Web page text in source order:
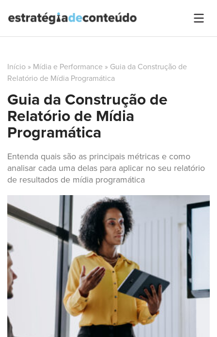
Início » Mídia e Performance » Guia da Construção de
Relatório de Mídia Programática
Guia da Construção de
Relatório de Mídia
Programática
Entenda quais são as principais métricas e como
analisar cada uma delas para aplicar no seu relatório
de resultados de mídia programática